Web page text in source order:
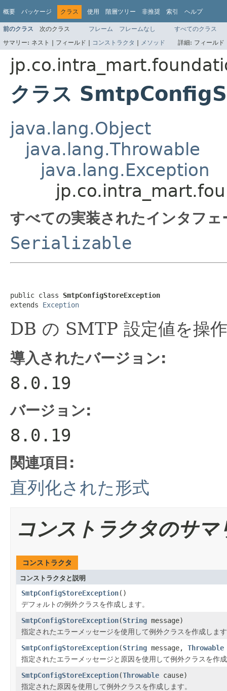
概要 パッケージ クラス 使用 階層ツリー 非推奨 索引 ヘルプ
前のクラス 次のクラス フレーム フレームなし
すべてのクラス
サマリー: ネスト | フィールド | コンストラクタ | メソッド 詳細: フィール
クラス
java.lang.Object
java.lang.Throwable
java.lang.Exception
すべての実装されたインタフ
Serializable
public class SmtpConfigStoreException
extends Exception
DB の SMTP 設定値を操
導入されたバージョン:
8.0.19
バージョン:
8.0.19
関連項目:
直列化された形式
コンストラクタのサマ
コンストラクタ
コンストラクタと説明
SmtpConfigStoreException()
デフォルトの例外クラスを作成します。
SmtpConfigStoreException(String message)
指定されたエラーメッセージを使用して例外クラスを作成しま
SmtpConfigStoreException(String message, Throwable
指定されたエラーメッセージと原因を使用して例外クラスを作
SmtpConfigStoreException(Throwable cause)
指定された原因を使用して例外クラスを作成します。